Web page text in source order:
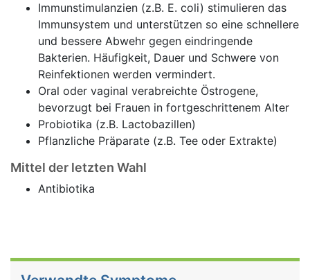
Immunstimulanzien (z.B. E. coli) stimulieren das
Immunsystem und unterstützen so eine schnellere
und bessere Abwehr gegen eindringende
Bakterien. Häufigkeit, Dauer und Schwere von
Reinfektionen werden vermindert.
Oral oder vaginal verabreichte Östrogene,
bevorzugt bei Frauen in fortgeschrittenem Alter
Probiotika (z.B. Lactobazillen)
Pflanzliche Präparate (z.B. Tee oder Extrakte)
Mittel der letzten Wahl
Antibiotika